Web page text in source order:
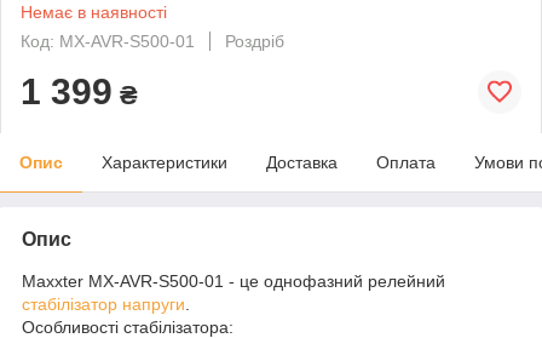
Немає в наявності
Код: MX-AVR-S500-01
Роздріб
1 399 ₴
Опис Характеристики Доставка Оплата Умови
Опис
Maxxter MX-AVR-S500-01 - це однофазний релейний
стабілізатор напруги
Особливості стабілізатора: